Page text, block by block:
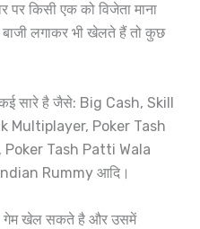
किसी एक को विजेता माना
लगाकर भी खेलते हैं तो कुछ
कई सारे है जैसे: Big Cash, Skill
Multiplayer, Poker Tash
Tash Patti Wala
Rummy आदि।
गेम खेल सकते है और उसमें